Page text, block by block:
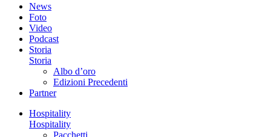
News
Foto
Video
Podcast
Storia
Storia
Albo d’oro
Edizioni Precedenti
Partner
Hospitality
Hospitality
Pacchetti